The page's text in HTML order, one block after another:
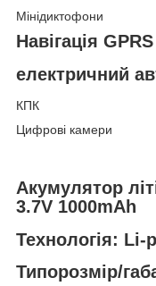
Мінідиктофони
Навігація GPRS
електричний
КПК
Цифрові камери
Акумулятор
3.7V 1000mAh
Технологія: Li-
Типорозмір/